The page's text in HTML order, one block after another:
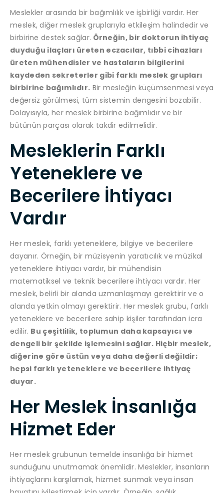
Meslekler arasında bir bağımlılık ve işbirliği vardır. Her
meslek, diğer meslek gruplarıyla etkileşim halindedir ve
birbirine destek sağlar. Örneğin, bir doktorun ihtiyaç
duyduğu ilaçları üreten eczacılar, tıbbi cihazları
üreten mühendisler ve hastaların bilgilerini
kaydeden sekreterler gibi farklı meslek grupları
birbirine bağımlıdır. Bir mesleğin küçümsenmesi veya
değersiz görülmesi, tüm sistemin dengesini bozabilir.
Dolayısıyla, her meslek birbirine bağımlıdır ve bir
bütünün parçası olarak takdir edilmelidir.
Mesleklerin Farklı
Yeteneklere ve
Becerilere İhtiyacı
Vardır
Her meslek, farklı yeteneklere, bilgiye ve becerilere
dayanır. Örneğin, bir müzisyenin yaratıcılık ve müzikal
yeteneklere ihtiyacı vardır, bir mühendisin
matematiksel ve teknik becerilere ihtiyacı vardır. Her
meslek, belirli bir alanda uzmanlaşmayı gerektirir ve o
alanda yetkin olmayı gerektirir. Her meslek grubu, farklı
yeteneklere ve becerilere sahip kişiler tarafından icra
edilir. Bu çeşitlilik, toplumun daha kapsayıcı ve
dengeli bir şekilde işlemesini sağlar. Hiçbir meslek,
diğerine göre üstün veya daha değerli değildir;
hepsi farklı yeteneklere ve becerilere ihtiyaç
duyar.
Her Meslek İnsanlığa
Hizmet Eder
Her meslek grubunun temelde insanlığa bir hizmet
sunduğunu unutmamak önemlidir. Meslekler, insanların
ihtiyaçlarını karşılamak, hizmet sunmak veya insan